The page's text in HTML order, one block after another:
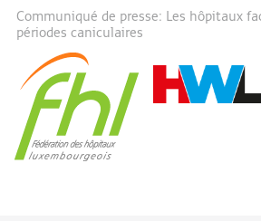
Communiqué de presse: Les hôpitaux
périodes caniculaires